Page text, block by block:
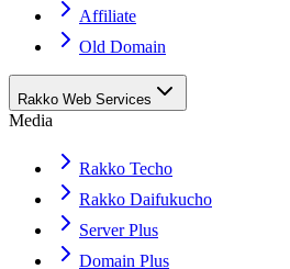
Affiliate
Old Domain
Rakko Web Services
Media
Rakko Techo
Rakko Daifukucho
Server Plus
Domain Plus